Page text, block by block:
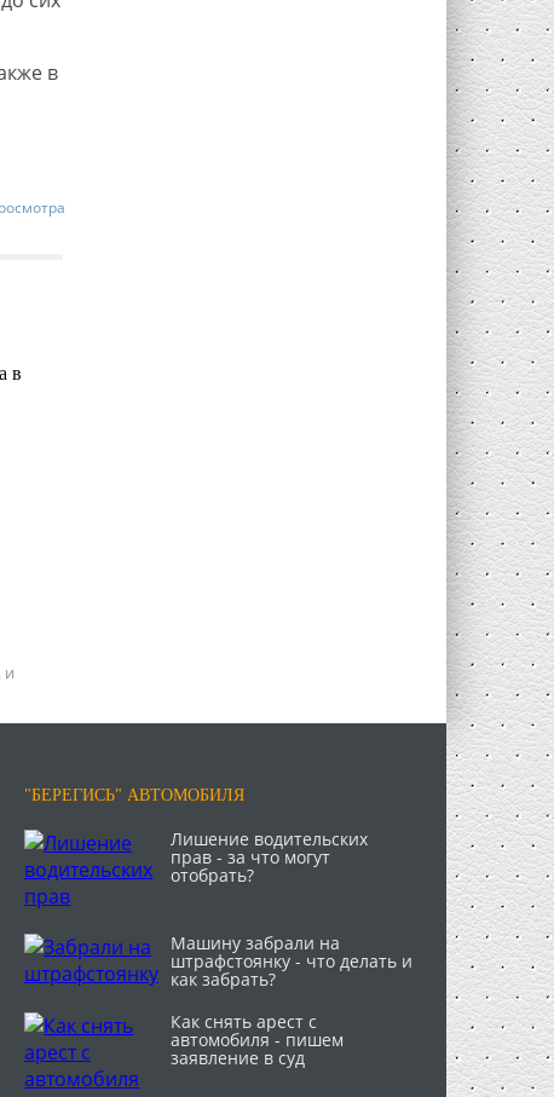
в
в
и
"БЕРЕГИСЬ" АВТОМОБИЛЯ
Лишение водительских
прав - за что могут
отобрать?
Машину забрали на
штрафстоянку - что делать и
как забрать?
Как снять арест с
автомобиля - пишем
заявление в суд